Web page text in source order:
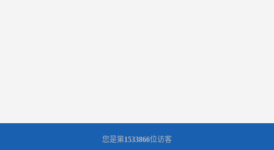
您是第1533866位访客